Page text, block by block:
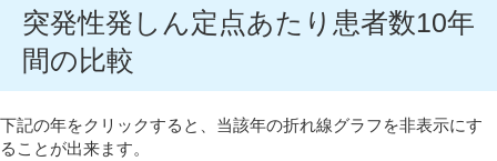
突発性発しん定点あたり患者数10年
間の比較
下記の年をクリックすると、当該年の折れ線グラフを非表示にす
ることが出来ます。